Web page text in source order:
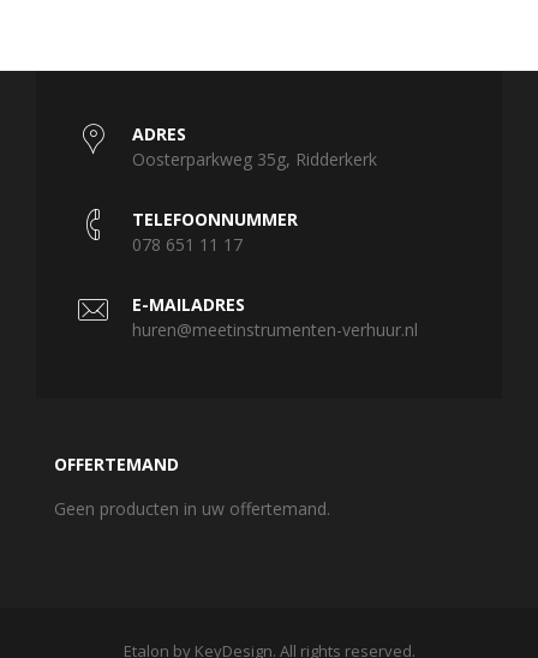
ADRES
Oosterparkweg 35g, Ridderkerk
TELEFOONNUMMER
078 651 11 17
E-MAILADRES
huren@meetinstrumenten-verhuur.nl
OFFERTEMAND
Geen producten in uw offertemand.
Etalon by KeyDesign. All rights reserved.